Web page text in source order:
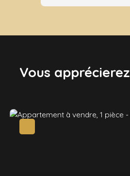
Vous apprécierez